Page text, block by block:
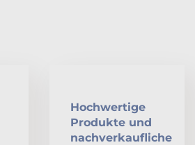
Hochwertige
Produkte und
nachverkaufliche